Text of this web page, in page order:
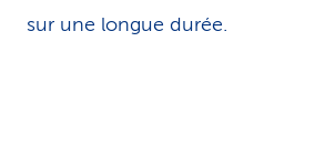
sur une longue durée.